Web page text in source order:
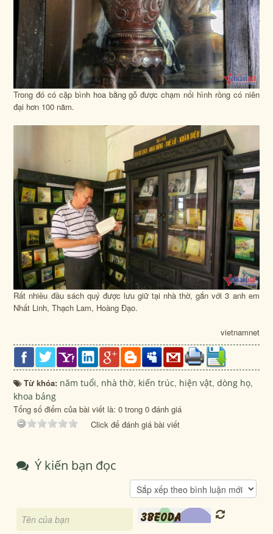
Trong đó có cặp bình hoa bằng gỗ được chạm nổi hình rồng có niên
đại hơn 100 năm.
Rất nhiều đầu sách quý được lưu giữ tại nhà thờ, gắn với 3 anh em
Nhất Linh, Thạch Lam, Hoàng Đạo.
vietnamnet
Từ khóa: năm tuổi, nhà thờ, kiến trúc, hiện vật,dòng họ,
khoa bảng
Tổng số điểm của bài viết là: 0 trong 0 đánh giá
Click để đánh giá bài viết
Ý kiến bạn đọc